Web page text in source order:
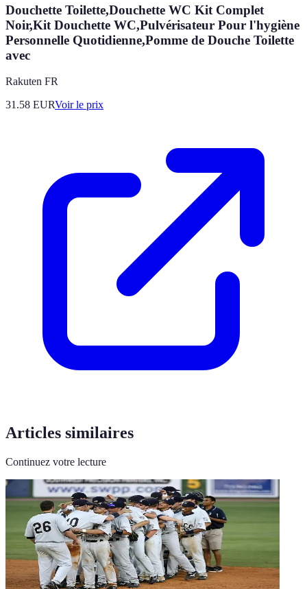
Douchette Toilette,Douchette WC Kit Complet
Noir,Kit Douchette WC,Pulvérisateur Pour l'hygiène
Personnelle Quotidienne,Pomme de Douche Toilette
avec
Rakuten FR
31.58 EURVoir le prix
Articles similaires
Continuez votre lecture